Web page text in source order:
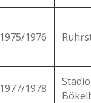
1975/1976
1977/1978